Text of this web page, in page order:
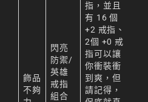
飾品
不夠
閃亮
防禦/
英雄
戒指
組合
指，並且
有 16 個
+2 戒指、
2個 +0 戒
指可以讓
你衝裝衝
到爽，但
請記得，